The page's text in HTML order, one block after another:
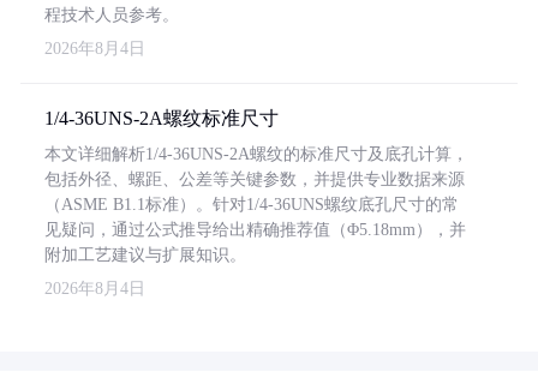
程技术人员参考。
2026年8月4日
1/4-36UNS-2A螺纹标准尺寸
本文详细解析1/4-36UNS-2A螺纹的标准尺寸及底孔计算，
包括外径、螺距、公差等关键参数，并提供专业数据来源
（ASME B1.1标准）。针对1/4-36UNS螺纹底孔尺寸的常
见疑问，通过公式推导给出精确推荐值（Φ5.18mm），并
附加工艺建议与扩展知识。
2026年8月4日